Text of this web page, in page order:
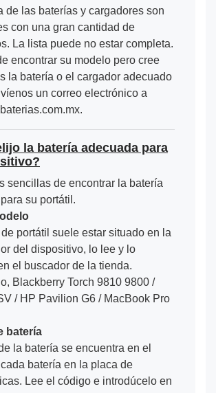
de las baterías y cargadores son
con una gran cantidad de
La lista puede no estar completa.
encontrar su modelo pero cree
la batería o el cargador adecuado
un correo electrónico a
la batería adecuada para
sencillas de encontrar la batería
su portátil.
portátil suele estar situado en la
del dispositivo, lo lee y lo
el buscador de la tienda.
Blackberry Torch 9810 9800 /
/ HP Pavilion G6 / MacBook Pro
batería
la batería se encuentra en el
batería en la placa de
Lee el código e introdúcelo en